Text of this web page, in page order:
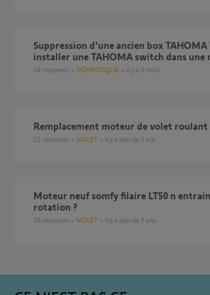
Suppression d'une ancien box TAHOMA V2 pour pouvoir
installer une TAHOMA switch dans une
48 réponses DOMOTIQUE il y a 3 mois
Remplacement moteur de volet roulant
12 réponses VOLET il y a plus de 3 ans
Moteur neuf somfy filaire LT50 n entraine pas l axe de
rotation ?
20 réponses VOLET il y a plus de 5 ans